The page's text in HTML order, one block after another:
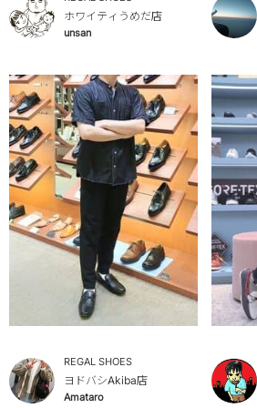
ホワイティうめだ店
unsan
REGAL SHOES
ヨドバシAkiba店
Amataro